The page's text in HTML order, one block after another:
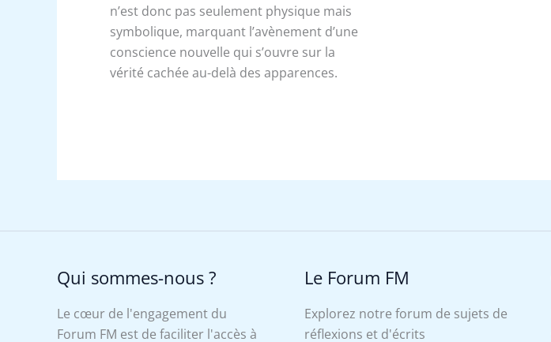
n’est donc pas seulement physique mais
symbolique, marquant l’avènement d’une
conscience nouvelle qui s’ouvre sur la
vérité cachée au-delà des apparences.
Qui sommes-nous ?
Le cœur de l'engagement du
Forum FM est de faciliter l'accès à
Le Forum FM
Explorez notre forum de sujets de
réflexions et d'écrits